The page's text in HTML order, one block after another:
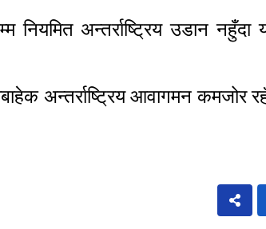
अन्तर्राष्ट्रिय उडान नहुँदा
अन्तर्राष्ट्रिय आवागमन कमजोर